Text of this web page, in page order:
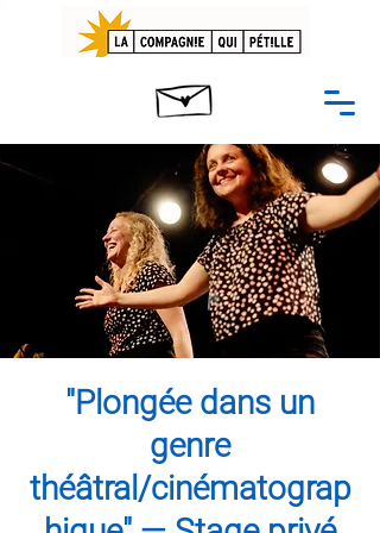
"Plongée dans un
genre
théâtral/cinématograp